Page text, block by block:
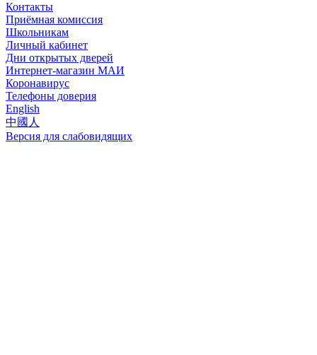
Контакты
Приёмная комиссия
Школьникам
Личный кабинет
Дни открытых дверей
Интернет-магазин МАИ
Коронавирус
Телефоны доверия
English
中國人
Версия для слабовидящих